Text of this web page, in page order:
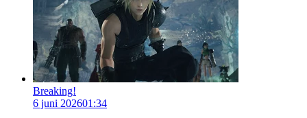
Breaking!
6 juni 202601:34